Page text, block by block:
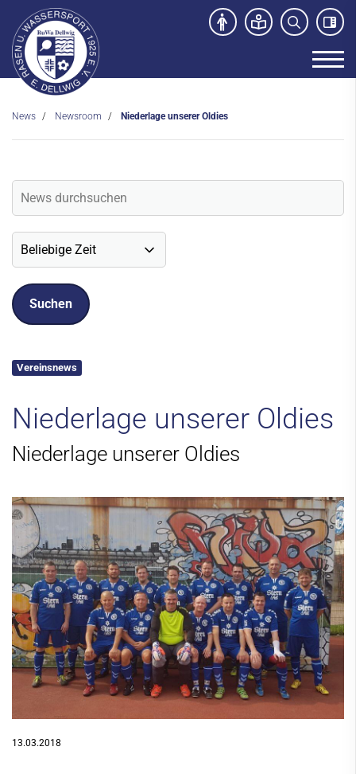
News Newsroom Niederlage unserer Oldies
Vereinsnews
Niederlage unserer Oldies
Niederlage unserer Oldies
13.03.2018
Veranstaltungen
Social-Media News
Sport- und Kursangebot
Kontakt